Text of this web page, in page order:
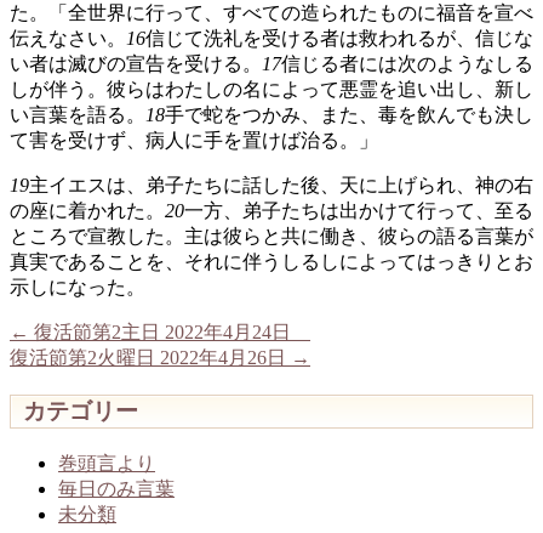
た。「全世界に行って、すべての造られたものに福音を宣べ
伝えなさい。 16信じて洗礼を受ける者は救われるが、信じな
い者は滅びの宣告を受ける。 17信じる者には次のようなしる
しが伴う。彼らはわたしの名によって悪霊を追い出し、新し
い言葉を語る。 18手で蛇をつかみ、また、毒を飲んでも決し
て害を受けず、病人に手を置けば治る。」
19主イエスは、弟子たちに話した後、天に上げられ、神の右
の座に着かれた。 20一方、弟子たちは出かけて行って、至る
ところで宣教した。主は彼らと共に働き、彼らの語る言葉が
真実であることを、それに伴うしるしによってはっきりとお
示しになった。
← 復活節第2主日 2022年4月24日
復活節第2火曜日 2022年4月26日
→
カテゴリー
巻頭言より
毎日のみ言葉
未分類